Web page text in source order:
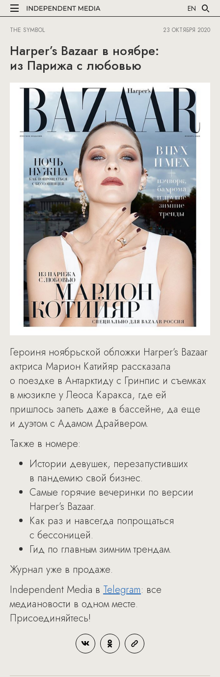
EN
THE SYMBOL 23 ОКТЯБРЯ 2020
Harper’s Bazaar в ноябре:
из Парижа с любовью
Героиня ноябрьской обложки Harper’s Bazaar
актриса Марион Катийяр рассказала
о поездке в Антарктиду с Гринпис и съемках
в мюзикле у Леоса Каракса, где ей
пришлось запеть даже в бассейне, да еще
и дуэтом с Адамом Драйвером.
Также в номере:
Истории девушек, перезапустивших
в пандемию свой бизнес.
Самые горячие вечеринки по версии
Harper’s Bazaar.
Как раз и навсегда попрощаться
с бессоницей.
Гид по главным зимним трендам.
Журнал уже в продаже.
Independent Media в Telegram: все
медиановости в одном месте.
Присоединяйтесь!